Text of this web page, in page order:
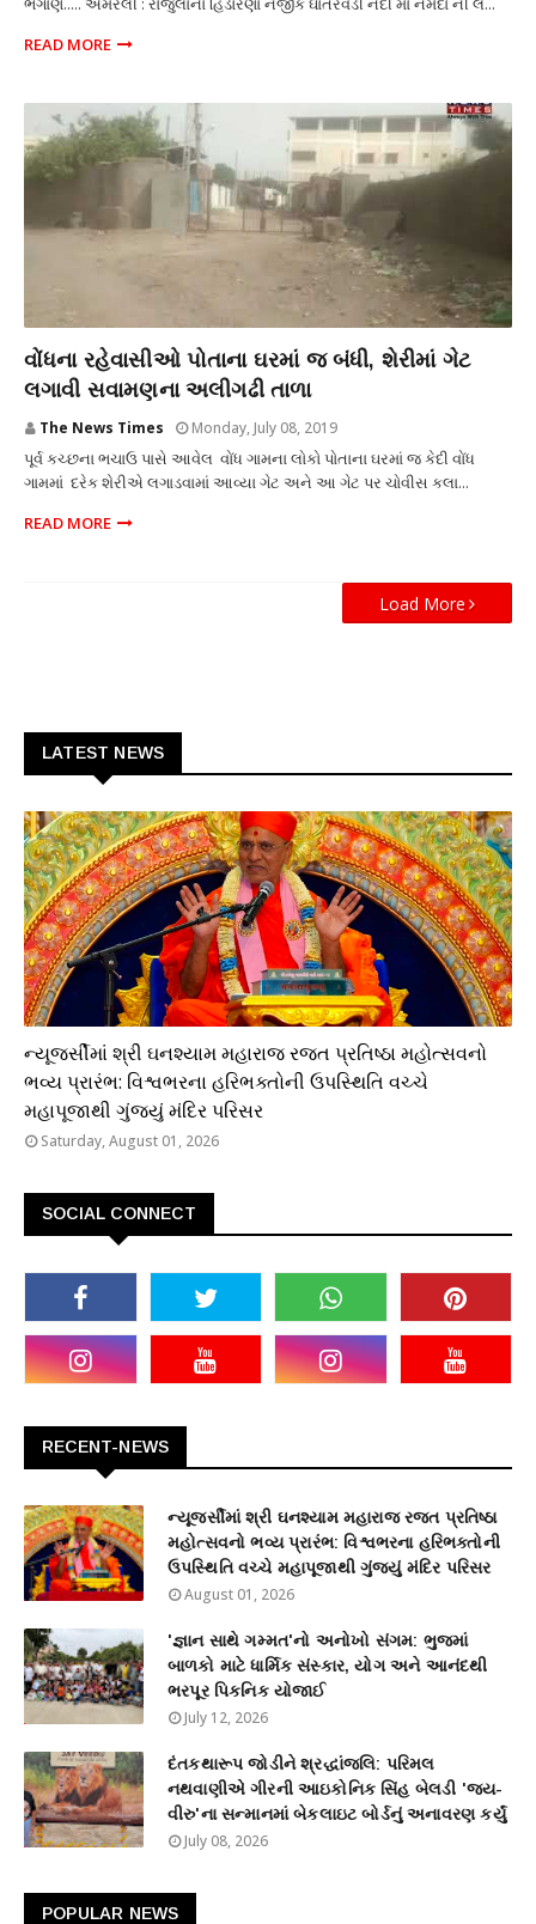
READ MORE
વોંધના રહેવાસીઓ પોતાના ઘરમાં જ બંધી, શેરીમાં ગેટ
લગાવી સવામણના અલીગઢી તાળા
The News Times Monday, July 08, 2019
પૂર્વ કચ્છના ભચાઉ પાસે આવેલ વોંધ ગામના લોકો પોતાના ઘરમાં જ કેદી વોંધ
ગામમાં દરેક શેરીએ લગાડવામાં આવ્યા ગેટ અને આ ગેટ પર ચોવીસ કલા...
READ MORE
Load More
LATEST NEWS
ન્યૂજર્સીમાં શ્રી ઘનશ્યામ મહારાજ રજત પ્રતિષ્ઠા મહોત્સવનો
ભવ્ય પ્રારંભ: વિશ્વભરના હરિભક્તોની ઉપસ્થિતિ વચ્ચે
મહાપૂજાથી ગુંજ્યું મંદિર પરિસર
Saturday, August 01, 2026
SOCIAL CONNECT
RECENT-NEWS
ન્યૂજર્સીમાં શ્રી ઘનશ્યામ મહારાજ રજત પ્રતિષ્ઠા
મહોત્સવનો ભવ્ય પ્રારંભ: વિશ્વભરના હરિભક્તોની
ઉપસ્થિતિ વચ્ચે મહાપૂજાથી ગુંજ્યું મંદિર પરિસર
August 01, 2026
'જ્ઞાન સાથે ગમ્મત'નો અનોખો સંગમ: ભુજમાં
બાળકો માટે ધાર્મિક સંસ્કાર, યોગ અને આનંદથી
ભરપૂર પિકનિક યોજાઈ
July 12, 2026
દંતકથારૂપ જોડીને શ્રદ્ધાંજલિ: પરિમલ
નથવાણીએ ગીરની આઇકોનિક સિંહ બેલડી 'જય-
વીરુ'ના સન્માનમાં બેકલાઇટ બોર્ડનું અનાવરણ કર્યું
July 08, 2026
POPULAR NEWS